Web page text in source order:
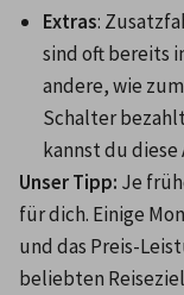
Extras:
sind oft bereits
andere, wie
Schalter
kannst du diese
Unser Tipp: Je
für dich. Einige
und das Preis-
beliebten